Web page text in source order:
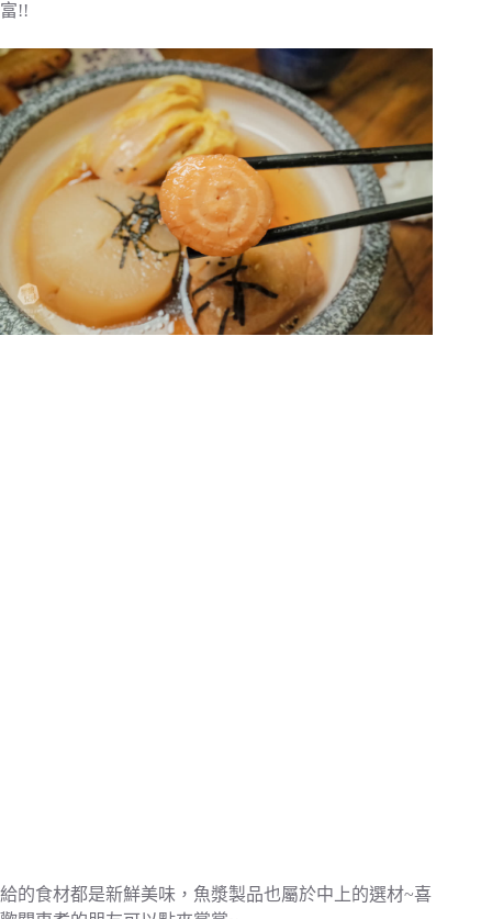
富!!
給的食材都是新鮮美味，魚漿製品也屬於中上的選材~喜